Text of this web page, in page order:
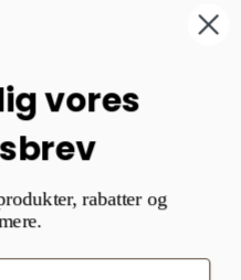
vores
rabatter og